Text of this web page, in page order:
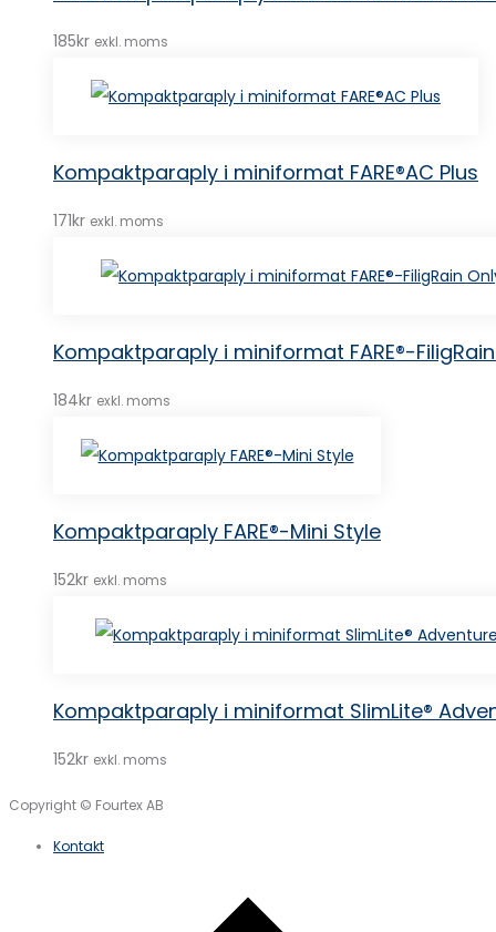
185kr exkl. moms
Kompaktparaply i miniformat FARE®AC Plus
171kr exkl. moms
Kompaktparaply i miniformat FARE®-
184kr exkl. moms
Kompaktparaply FARE®-Mini Style
152kr exkl. moms
Kompaktparaply i miniformat SlimLite®
152kr exkl. moms
Copyright © Fourtex AB
Kontakt